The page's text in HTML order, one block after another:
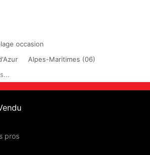
occasion
Alpes-Maritimes (06)
pros